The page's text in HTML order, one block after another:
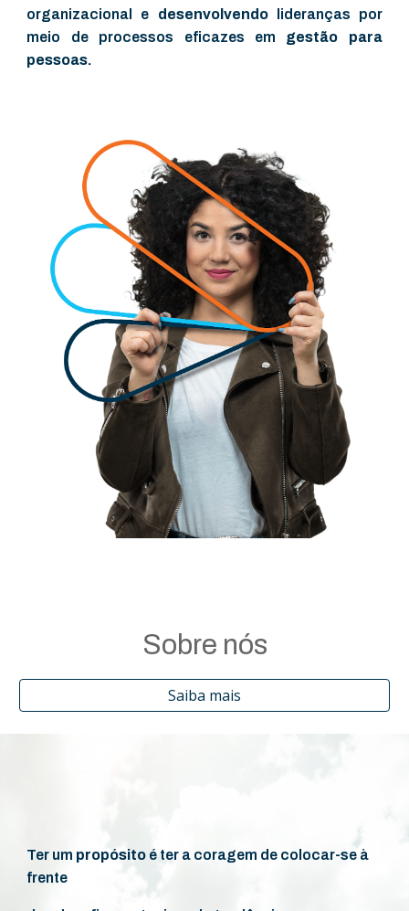
organizacional e desenvolvendolideranças por
meio de processos eficazes em gestão para
pessoas.
Sobre nós
Saiba mais
Ter um propósito é ter a coragem de colocar-se à
frente